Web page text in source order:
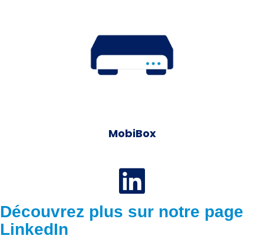
MobiBox
Server physique
Découvrez plus sur notre page
LinkedIn